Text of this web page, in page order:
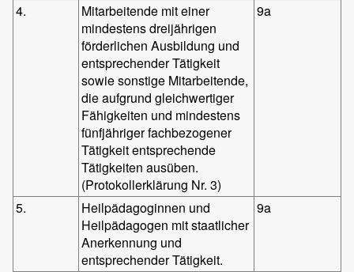
4.
Mitarbeitende mit einer
mindestens dreijährigen
förderlichen Ausbildung und
entsprechender Tätigkeit
sowie sonstige Mitarbeitende,
die aufgrund gleichwertiger
Fähigkeiten und mindestens
fünfjähriger fachbezogener
Tätigkeit entsprechende
Tätigkeiten ausüben.
(Protokollerklärung Nr. 3)
9a
5.
Heilpädagoginnen und
Heilpädagogen mit staatlicher
Anerkennung und
entsprechender Tätigkeit.
9a